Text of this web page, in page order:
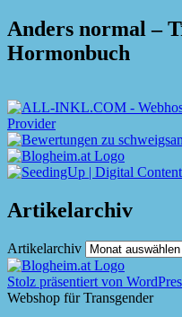
Anders normal –
Hormonbuch
Artikelarchiv
Artikelarchiv
Stolz präsentiert von
Webshop für Transgender